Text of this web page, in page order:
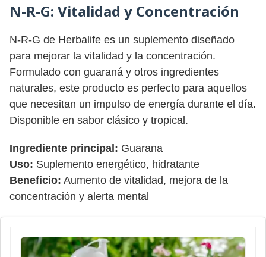
N-R-G: Vitalidad y Concentración
N-R-G de Herbalife es un suplemento diseñado
para mejorar la vitalidad y la concentración.
Formulado con guaraná y otros ingredientes
naturales, este producto es perfecto para aquellos
que necesitan un impulso de energía durante el día.
Disponible en sabor clásico y tropical.
Ingrediente principal: Guarana
Uso: Suplemento energético, hidratante
Beneficio: Aumento de vitalidad, mejora de la
concentración y alerta mental